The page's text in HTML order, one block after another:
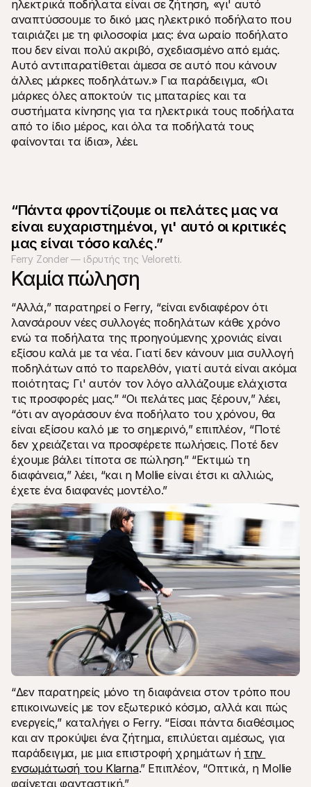
ηλεκτρικά ποδήλατα είναι σε ζήτηση, «γι' αυτό
αναπτύσσουμε το δικό μας ηλεκτρικό ποδήλατο που
ταιριάζει με τη φιλοσοφία μας: ένα ωραίο ποδήλατο
που δεν είναι πολύ ακριβό, σχεδιασμένο από εμάς.
Αυτό αντιπαρατίθεται άμεσα σε αυτό που κάνουν
άλλες μάρκες ποδηλάτων.» Για παράδειγμα, «Οι
μάρκες όλες αποκτούν τις μπαταρίες και τα
συστήματα κίνησης για τα ηλεκτρικά τους ποδήλατα
από το ίδιο μέρος, και όλα τα ποδήλατά τους
φαίνονται τα ίδια», λέει.
“Πάντα φροντίζουμε οι πελάτες μας να
είναι ευχαριστημένοι, γι' αυτό οι κριτικές
μας είναι τόσο καλές.”
Ferry Zonder — ιδρυτής της Veloretti.
Καμία πώληση
“Αλλά,” παρατηρεί ο Ferry, “είναι ενδιαφέρον ότι
λανσάρουν νέες συλλογές ποδηλάτων κάθε χρόνο
ενώ τα ποδήλατα της προηγούμενης χρονιάς είναι
εξίσου καλά με τα νέα. Γιατί δεν κάνουν μια συλλογή
ποδηλάτων από το παρελθόν, γιατί αυτά είναι ακόμα
ποιότητας; Γι' αυτόν τον λόγο αλλάζουμε ελάχιστα
τις προσφορές μας.” “Οι πελάτες μας ξέρουν,” λέει,
“ότι αν αγοράσουν ένα ποδήλατο του χρόνου, θα
είναι εξίσου καλό με το σημερινό,” επιπλέον, “Ποτέ
δεν χρειάζεται να προσφέρετε πωλήσεις. Ποτέ δεν
έχουμε βάλει τίποτα σε πώληση.” “Εκτιμώ τη
διαφάνεια,” λέει, “και η Mollie είναι έτσι κι αλλιώς,
έχετε ένα διαφανές μοντέλο.”
“Δεν παρατηρείς μόνο τη διαφάνεια στον τρόπο που
επικοινωνείς με τον εξωτερικό κόσμο, αλλά και πώς
ενεργείς,” καταλήγει ο Ferry. “Είσαι πάντα διαθέσιμος
και αν προκύψει ένα ζήτημα, επιλύεται αμέσως, για
παράδειγμα, με μια επιστροφή χρημάτων ή την
ενσωμάτωσή του Klarna.” Επιπλέον, “Οπτικά, η Mollie
φαίνεται φανταστική.”